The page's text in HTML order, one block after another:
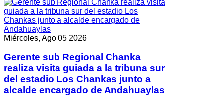
Miércoles, Ago 05 2026
Gerente sub Regional Chanka
realiza visita guiada a la tribuna sur
del estadio Los Chankas junto a
alcalde encargado de Andahuaylas